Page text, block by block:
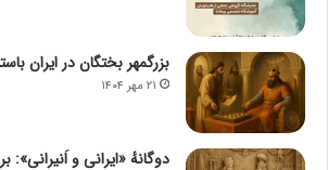
بزرگمهر بختگان در ایران
۲۱ مهر ۱۴۰۴
دوگانهٔ «ایرانی و